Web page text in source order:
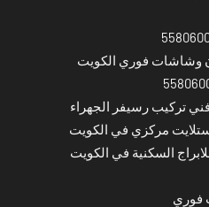
وشاشات فوري الكويت
تركيب رسيفر الجهراء
مركزي في الكويت
السكنية في الكويت
فوري